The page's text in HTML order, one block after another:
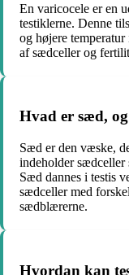
En varicocele er en
testiklerne. Denne
og højere
af sædceller og
Hvad er sæd,
Sæd er den væske,
indeholder sædceller
Sæd dannes i testis
sædceller med
sædblærerne.
Hvordan kan